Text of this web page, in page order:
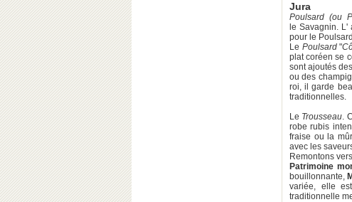
Jura
Poulsard (ou
le Savagnin.
pour le
Le Poulsard"
plat coréen se
sont ajoutés
ou des
roi, il garde
traditionnelles.
Le Trousseau.
robe rubis
fraise ou la
avec les
Remontons
Patrimoine
bouillonnante,
variée, elle
traditionnelle